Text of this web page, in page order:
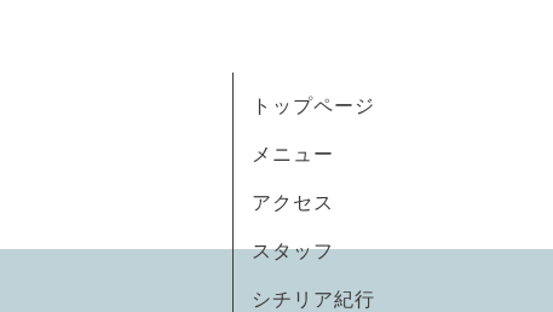
トップページ
メニュー
アクセス
スタッフ
シチリア紀行